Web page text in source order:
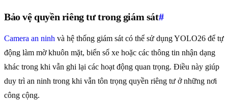
Bảo vệ quyền riêng tư trong giám sát#
Camera an ninh và hệ thống giám sát có thể sử dụng YOLO26 để tự
động làm mờ khuôn mặt, biển số xe hoặc các thông tin nhận dạng
khác trong khi vẫn ghi lại các hoạt động quan trọng. Điều này giúp
duy trì an ninh trong khi vẫn tôn trọng quyền riêng tư ở những nơi
công cộng.